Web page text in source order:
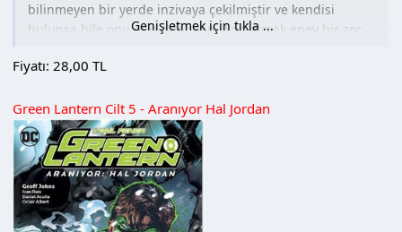
bilinmeyen bir yerde inzivaya çekilmiştir ve kendisi
bulunsa bile onu geri dönmeye ikna etmek epey bir zor
Ancak Masalkent’in şansına Kötü Kkurt’un dönüşünü
ziyaret değildir…
(Tanıtım Bülteninden)
Medya Cinsi : Ciltsiz
İlk Baskı Yılı : 2017
Hamur Tipi : Kuşe
Sayfa Sayısı : 132
Genişletmek için tıkla ...
Fiyatı: 28,00 TL
Green Lantern Cilt 5 - Aranıyor Hal Jordan